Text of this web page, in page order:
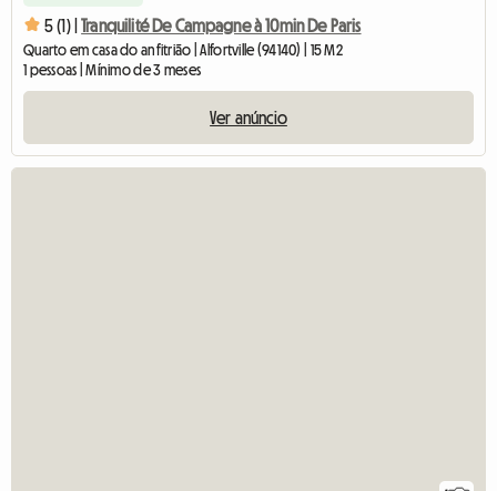
5 (1) | Tranquilité De Campagne à 10min De Paris
Quarto em casa do anfitrião | Alfortville (94140) | 15 M2
1 pessoas | Mínimo de 3 meses
Ver anúncio